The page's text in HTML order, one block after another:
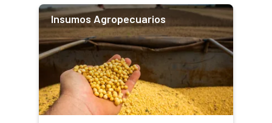
Insumos Agropecuarios